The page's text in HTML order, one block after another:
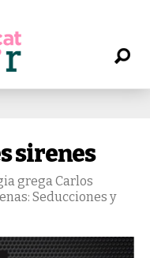
sirenes
grega Carlos
Seducciones y